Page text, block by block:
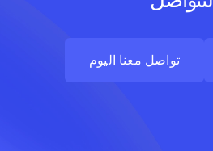
تواصل معنا اليوم